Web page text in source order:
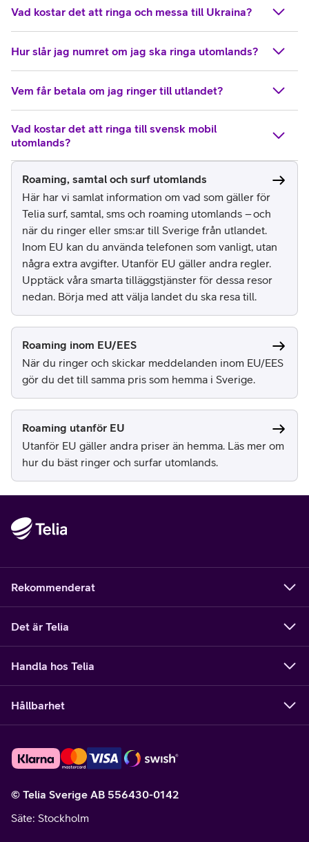
Vad kostar det att ringa och messa till Ukraina?
Hur slår jag numret om jag ska ringa utomlands?
Vem får betala om jag ringer till utlandet?
Vad kostar det att ringa till svensk mobil
utomlands?
Roaming, samtal och surf utomlands
Här har vi samlat information om vad som gäller för
Telia surf, samtal, sms och roaming utomlands – och
när du ringer eller sms:ar till Sverige från utlandet.
Inom EU kan du använda telefonen som vanligt, utan
några extra avgifter. Utanför EU gäller andra regler.
Upptäck våra smarta tilläggstjänster för dessa resor
nedan. Börja med att välja landet du ska resa till.
Roaming inom EU/EES
När du ringer och skickar meddelanden inom EU/EES
gör du det till samma pris som hemma i Sverige.
Roaming utanför EU
Utanför EU gäller andra priser än hemma. Läs mer om
hur du bäst ringer och surfar utomlands.
Rekommenderat
Det är Telia
Handla hos Telia
Hållbarhet
© Telia Sverige AB 556430-0142
Säte: Stockholm